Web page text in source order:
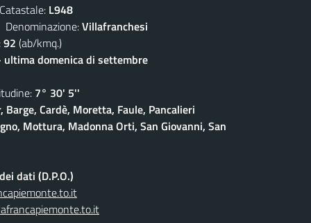
L948
Denominazione:Villafranchesi
92 (ab/kmq.)
ultima domenica di settembre
7° 30' 5''
Barge, Cardè, Moretta, Faule, Pancalieri
Mottura, Madonna Orti, San Giovanni, San
dati (D.P.O.)